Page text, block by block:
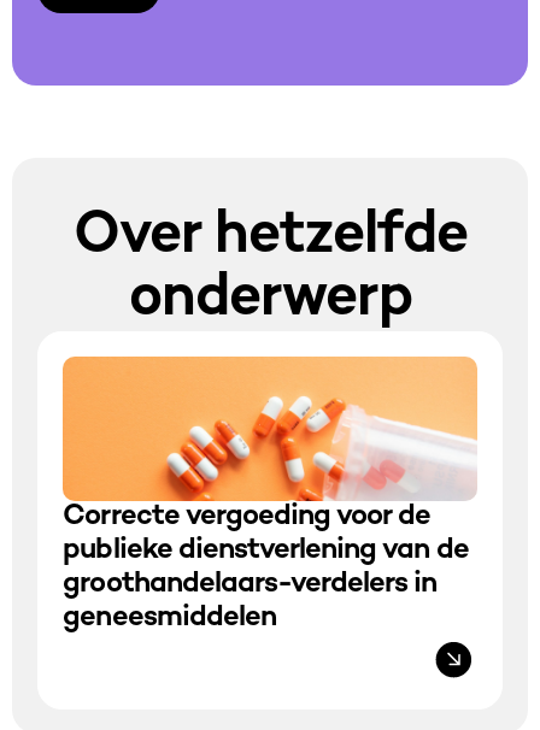
Over hetzelfde
onderwerp​
Correcte vergoeding voor de
publieke dienstverlening van de
groothandelaars-verdelers in
geneesmiddelen